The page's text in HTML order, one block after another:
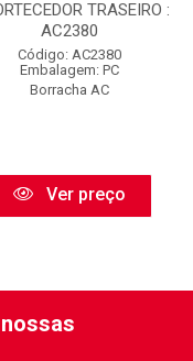
TRASEIRO :
AC2380
Código: AC2380
Embalagem: PC
Borracha AC
Ver preço